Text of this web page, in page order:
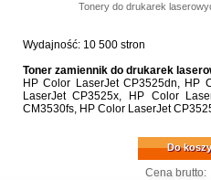
Tonery do drukarek
Wydajność: 10 500 stron
Toner zamiennik do drukarek
HP Color LaserJet CP3525dn, HP
LaserJet CP3525x, HP Color
CM3530fs, HP Color LaserJet
Do
Cena brutto: